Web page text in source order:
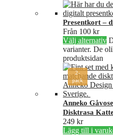
Presentkort –
Från 100 kr
Välj alternativ
varianter. De
produktsidan
2-
pack
Anneko
Disktrasa
249 kr
Lägg till i